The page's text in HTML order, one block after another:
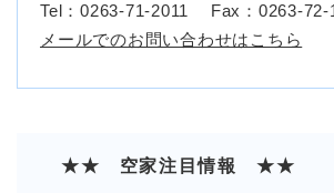
Tel：0263-71-2011
Fax：0263-72-
メールでのお問い合わせはこちら
★★ 空家注目情報 ★★